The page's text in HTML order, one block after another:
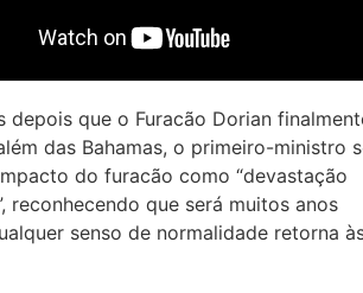
depois que o Furacão Dorian
das Bahamas, o primeiro-ministro
do furacão como “devastação
reconhecendo que será muitos anos
senso de normalidade retorna